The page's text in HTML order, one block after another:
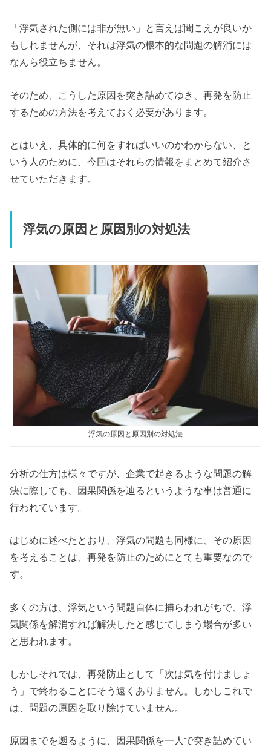
「浮気された側には非が無い」と言えば聞こえが良いか
もしれませんが、それは浮気の根本的な問題の解消には
なんら役立ちません。
そのため、こうした原因を突き詰めてゆき、再発を防止
するための方法を考えておく必要があります。
とはいえ、具体的に何をすればいいのかわからない、と
いう人のために、今回はそれらの情報をまとめて紹介さ
せていただきます。
浮気の原因と原因別の対処法
浮気の原因と原因別の対処法
分析の仕方は様々ですが、企業で起きるような問題の解
決に際しても、因果関係を辿るというような事は普通に
行われています。
はじめに述べたとおり、浮気の問題も同様に、その原因
を考えることは、再発を防止のためにとても重要なので
す。
多くの方は、浮気という問題自体に捕らわれがちで、浮
気関係を解消すれば解決したと感じてしまう場合が多い
と思われます。
しかしそれでは、再発防止として「次は気を付けましょ
う」で終わることにそう遠くありません。しかしこれで
は、問題の原因を取り除けていません。
原因までを遡るように、因果関係を一人で突き詰めてい